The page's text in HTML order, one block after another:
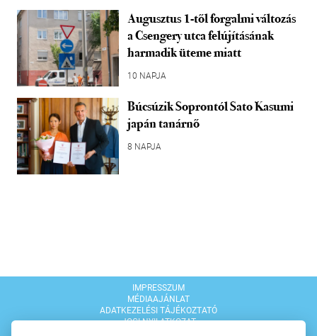
Augusztus 1-től forgalmi változás
a Csengery utca felújításának
harmadik üteme miatt
10 NAPJA
Búcsúzik Soprontól Sato Kasumi
japán tanárnő
8 NAPJA
IMPRESSZUM
MÉDIAAJÁNLAT
ADATKEZELÉSI TÁJÉKOZTATÓ
JOGI NYILATKOZAT